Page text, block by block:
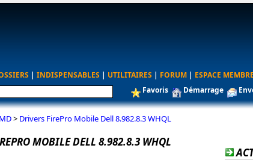
| INDISPENSABLES | UTILITAIRES | FORUM | ESPACE
Favoris Démarrage
> Drivers FirePro Mobile Dell 8.982.8.3 WHQL
MOBILE DELL 8.982.8.3 WHQL